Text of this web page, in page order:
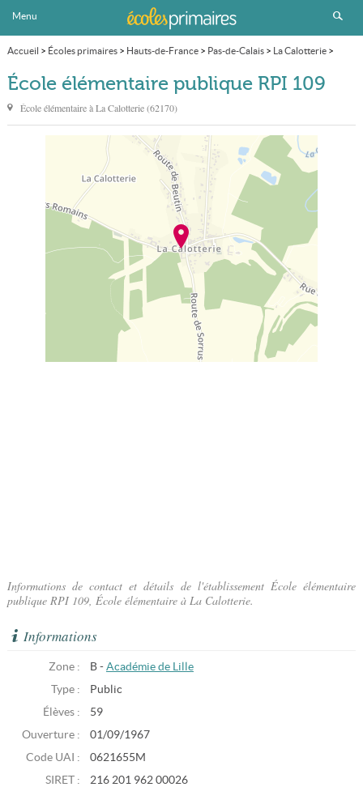
Menu
Accueil > Écoles primaires> Hauts-de-France> Pas-de-Calais> La Calotterie>
École élémentaire publique RPI 109
École élémentaire publique RPI 109
École élémentaire àLa Calotterie(62170)
Informations de contact et détails de l'établissement École élémentaire
publique RPI 109, École élémentaire à La Calotterie.
Informations
Zone : B - Académie de Lille
Type :
Public
Élèves :
59
Ouverture :
01/09/1967
Code UAI :
0621655M
SIRET :
216 201 962 00026